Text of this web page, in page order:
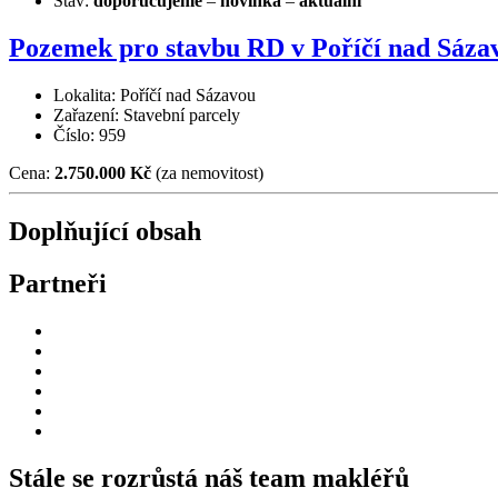
Pozemek pro stavbu RD v Poříčí nad
Lokalita: Poříčí nad Sázavou
Zařazení: Stavební parcely
Číslo: 959
Cena: 2.750.000 Kč (za nemovitost)
Doplňující obsah
Partneři
Stále se rozrůstá náš team makléřů